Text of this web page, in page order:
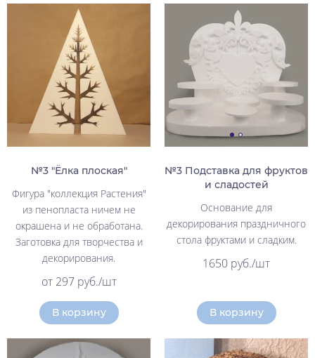
№3 "Ёлка плоская"
Фигура "коллекция Растения"
из пенопласта ничем не
окрашена и не обработана.
Заготовка для творчества и
декорирования.
от 297 руб./шт
В корзину
№3 Подставка для фруктов
и сладостей
Основание для
декорирования праздничного
стола фруктами и сладким.
1650 руб./шт
В корзину